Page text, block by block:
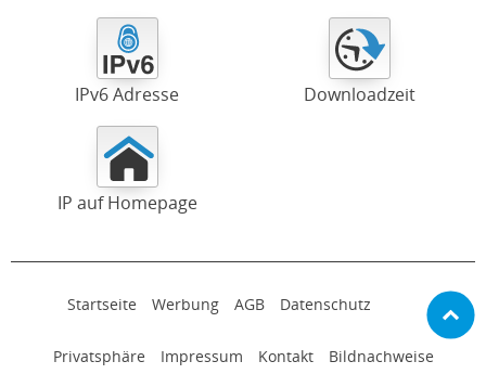
IPv6 Adresse Downloadzeit
IP auf Homepage
Startseite Werbung AGB Datenschutz
Privatsphäre Impressum Kontakt Bildnachweise